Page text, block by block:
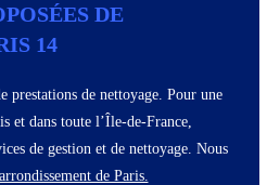
DE
14
prestations de nettoyage. Pour une
et dans toute l’Île-de-France,
de gestion et de nettoyage. Nous
de Paris.